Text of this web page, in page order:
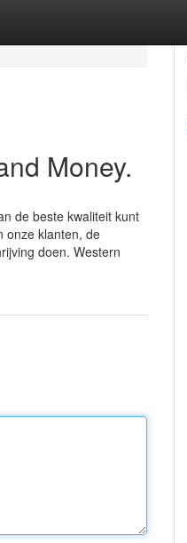
Money.
de beste kwaliteit kunt
onze klanten, de
doen. Western